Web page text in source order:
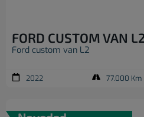
FORD CUSTOM VAN
Ford custom van L2
2022 77.000 Km